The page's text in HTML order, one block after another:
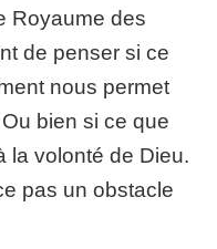
Royaume des
de penser si ce
nous permet
bien si ce que
la volonté de Dieu.
pas un obstacle